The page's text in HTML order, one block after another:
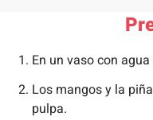
En un vaso con
Los mangos y la
pulpa.